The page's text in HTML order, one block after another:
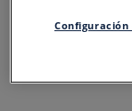
Configuración